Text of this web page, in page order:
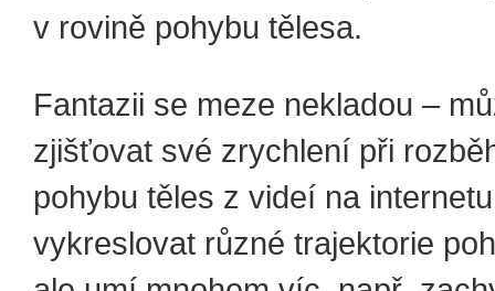
v rovině pohybu tělesa.
Fantazii se meze nekladou –
zjišťovat své zrychlení při
pohybu těles z videí na
vykreslovat různé trajektorie